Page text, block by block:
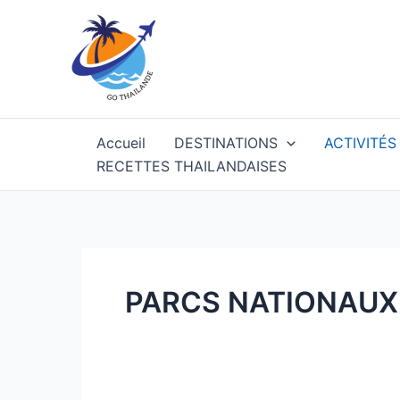
Accueil DESTINATIONS ACTIVITÉS
RECETTES THAILANDAISES
PARCS